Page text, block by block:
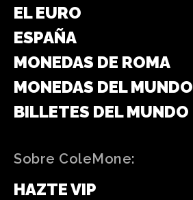
EL EURO
ESPAÑA
MONEDAS DE ROMA
MONEDAS DEL MUNDO
BILLETES DEL MUNDO
Sobre ColeMone:
HAZTE VIP